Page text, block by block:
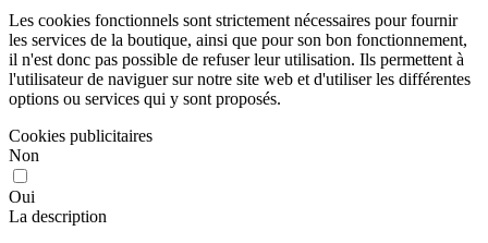
Les cookies fonctionnels sont strictement nécessaires pour fournir
les services de la boutique, ainsi que pour son bon fonctionnement,
il n'est donc pas possible de refuser leur utilisation. Ils permettent à
l'utilisateur de naviguer sur notre site web et d'utiliser les différentes
options ou services qui y sont proposés.
Cookies publicitaires
Non
Oui
La description